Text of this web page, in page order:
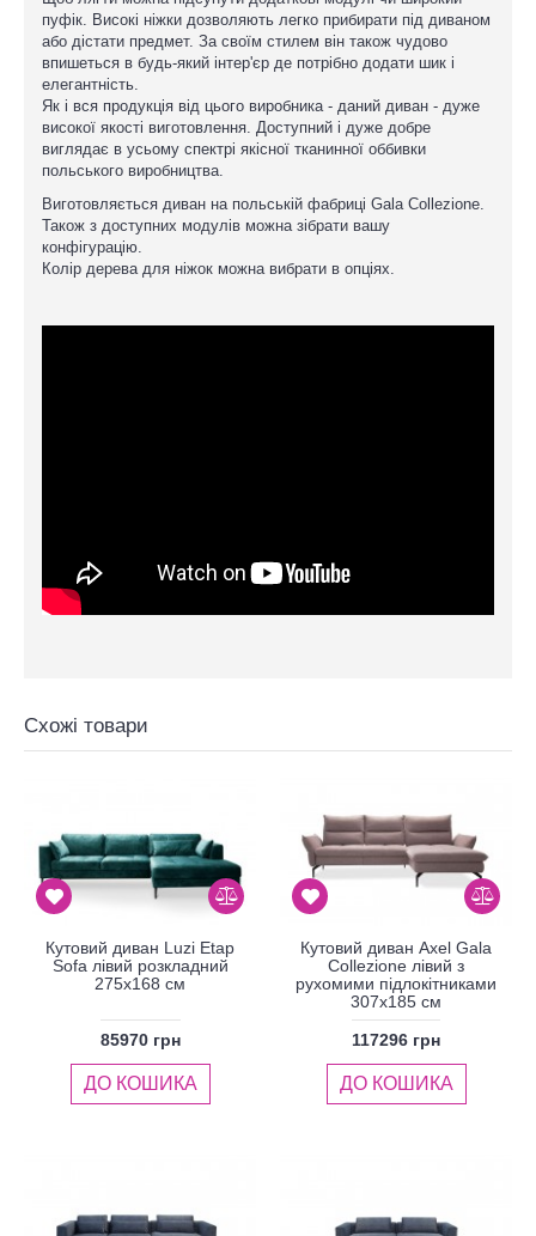
пуфік. Високі ніжки дозволяють легко прибирати під диваном
або дістати предмет. За своїм стилем він також чудово
впишеться в будь-який інтер'єр де потрібно додати шик і
елегантність.
Як і вся продукція від цього виробника - даний диван - дуже
високої якості виготовлення. Доступний і дуже добре
виглядає в усьому спектрі якісної тканинної оббивки
польського виробництва.
Виготовляється диван на польській фабриці Gala Collezione.
Також з доступних модулів можна зібрати вашу
конфігурацію.
Колір дерева для ніжок можна вибрати в опціях.
Схожі товари
Кутовий диван Luzi Etap
Sofa лівий розкладний
275x168 см
85970 грн
ДО КОШИКА
Кутовий диван Axel Gala
Collezione лівий з
рухомими підлокітниками
307x185 см
117296 грн
ДО КОШИКА